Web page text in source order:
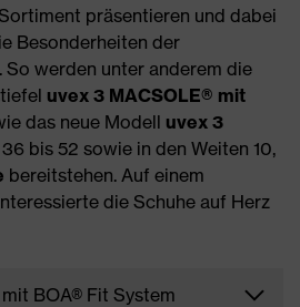
präsentieren und dabei
Besonderheiten der
So werden unter anderem die
uvex 3 MACSOLE® mit
das neue Modell uvex 3
bis 52 sowie in den Weiten 10,
bereitstehen. Auf einem
die Schuhe auf Herz
BOA® Fit System